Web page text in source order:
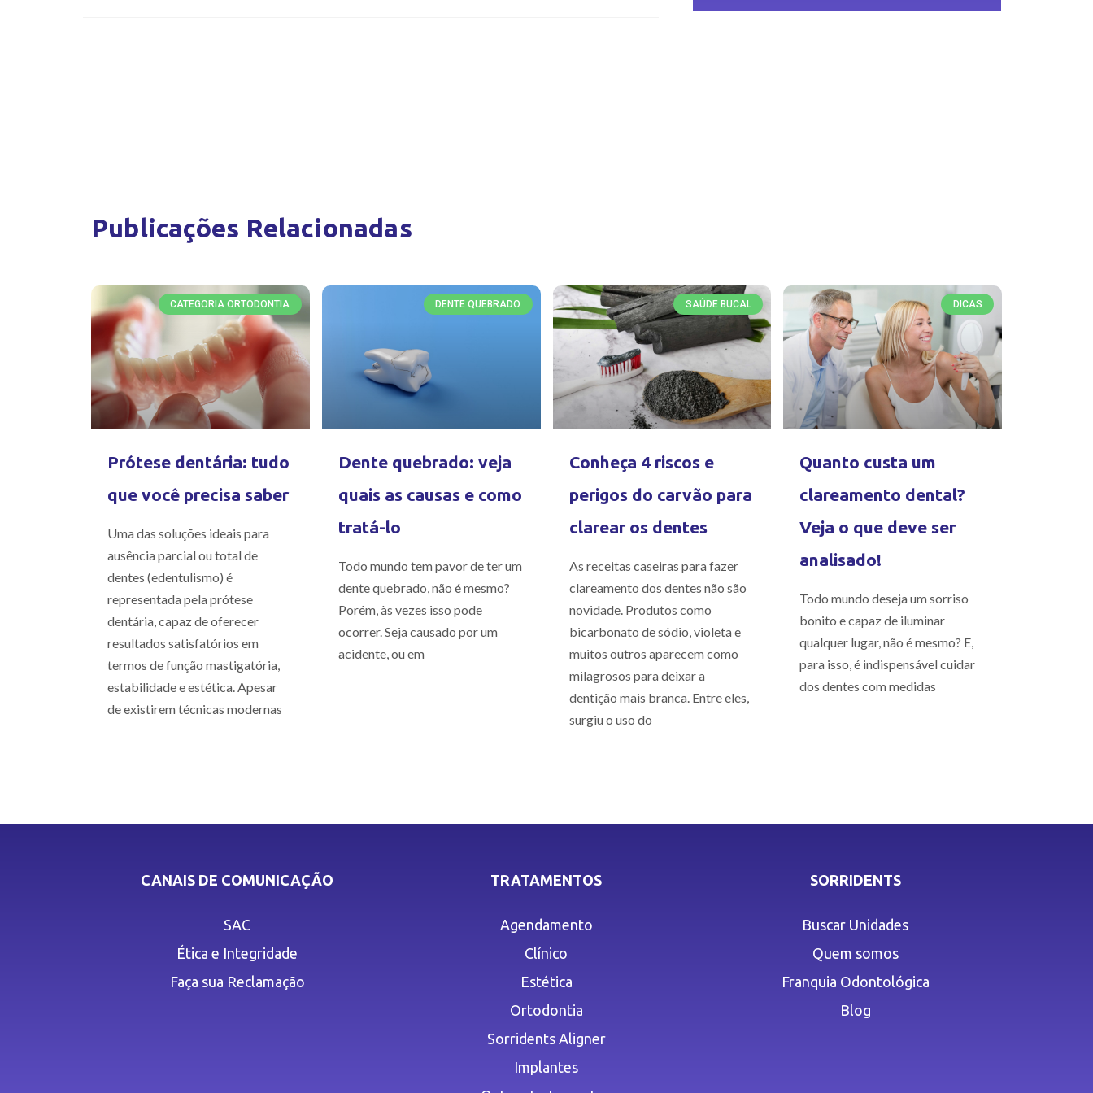
Publicações Relacionadas
CATEGORIA ORTODONTIA
Prótese dentária: tudo
que você precisa saber
Uma das soluções ideais para
ausência parcial ou total de
dentes (edentulismo) é
representada pela prótese
dentária, capaz de oferecer
resultados satisfatórios em
termos de função mastigatória,
estabilidade e estética. Apesar
de existirem técnicas modernas
DENTE QUEBRADO
Dente quebrado: veja
quais as causas e como
tratá-lo
Todo mundo tem pavor de ter um
dente quebrado, não é mesmo?
Porém, às vezes isso pode
ocorrer. Seja causado por um
acidente, ou em
SAÚDE BUCAL
Conheça 4 riscos e
perigos do carvão para
clarear os dentes
As receitas caseiras para fazer
clareamento dos dentes não são
novidade. Produtos como
bicarbonato de sódio, violeta e
muitos outros aparecem como
milagrosos para deixar a
dentição mais branca. Entre eles,
surgiu o uso do
DICAS
Quanto custa um
clareamento dental?
Veja o que deve ser
analisado!
Todo mundo deseja um sorriso
bonito e capaz de iluminar
qualquer lugar, não é mesmo? E,
para isso, é indispensável cuidar
dos dentes com medidas
CANAIS DE COMUNICAÇÃO
SAC
Ética e Integridade
Faça sua Reclamação
TRATAMENTOS
Agendamento
Clínico
Estética
Ortodontia
Sorridents Aligner
Implantes
SORRIDENTS
Buscar Unidades
Quem somos
Franquia Odontológica
Blog